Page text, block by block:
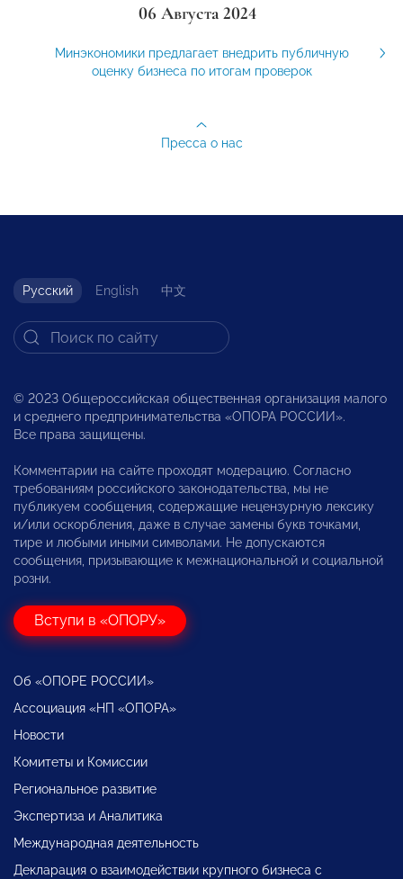
06 Августа 2024
Минэкономики предлагает внедрить публичную
оценку бизнеса по итогам проверок
Пресса о нас
Русский English 中文
© 2023 Общероссийская общественная организация малого
и среднего предпринимательства «ОПОРА РОССИИ».
Все права защищены.
Комментарии на сайте проходят модерацию. Согласно
требованиям российского законодательства, мы не
публикуем сообщения, содержащие нецензурную лексику
и/или оскорбления, даже в случае замены букв точками,
тире и любыми иными символами. Не допускаются
сообщения, призывающие к межнациональной и социальной
розни.
Вступи в «ОПОРУ»
Об «ОПОРЕ РОССИИ»
Ассоциация «НП «ОПОРА»
Новости
Комитеты и Комиссии
Региональное развитие
Экспертиза и Аналитика
Международная деятельность
Декларация о взаимодействии крупного бизнеса с